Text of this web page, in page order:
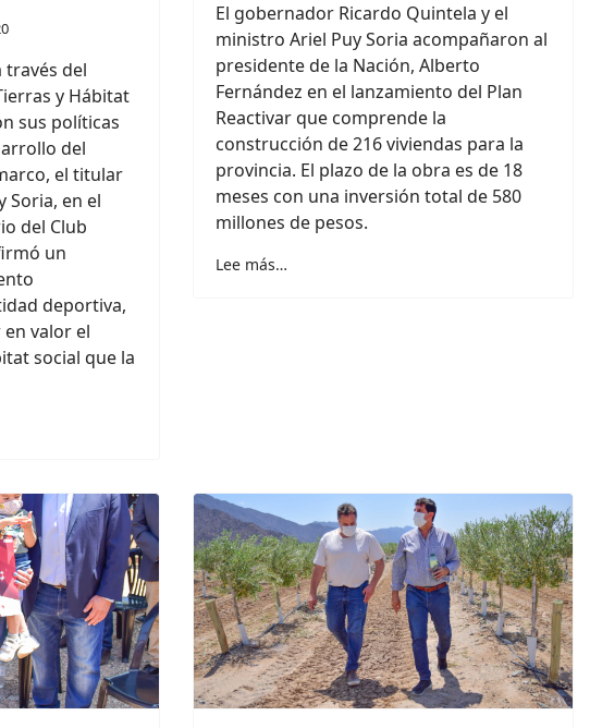
través del
y Hábitat
sus políticas
del
el titular
Soria, en el
del Club
un
deportiva,
valor el
social que la
El gobernador Ricardo Quintela y el
ministro Ariel Puy Soria acompañaron al
presidente de la Nación, Alberto
Fernández en el lanzamiento del Plan
Reactivar que comprende la
construcción de 216 viviendas para la
provincia. El plazo de la obra es de 18
meses con una inversión total de 580
millones de pesos.
Lee más…